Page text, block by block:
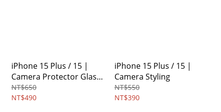
iPhone 15 Plus / 15 |
Camera Protector Glass
[2 Pack]
NT$650
NT$490
iPhone 15 Plus / 15 |
Camera Styling
NT$550
NT$390